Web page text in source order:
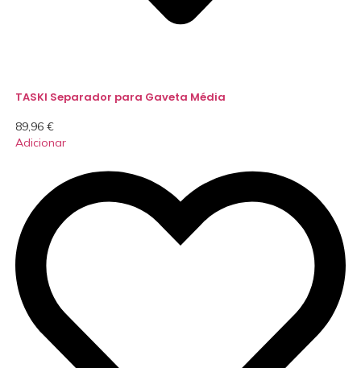
TASKI Separador para Gaveta Média
89,96 €
Adicionar